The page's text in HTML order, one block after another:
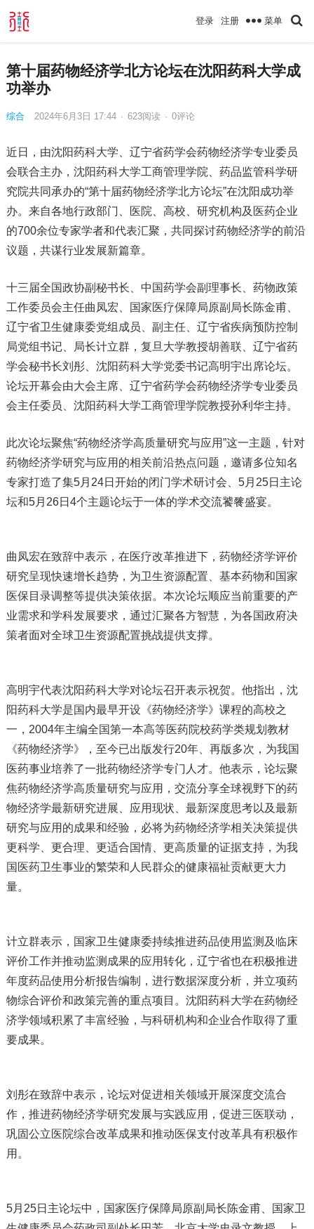
登录 注册 菜单
第十届药物经济学北方论坛在沈阳药科大学成
功举办
综合 2024年6月3日 17:44 · 623阅读 · 0评论
近日，由沈阳药科大学、辽宁省药学会药物经济学专业委员
会联合主办，沈阳药科大学工商管理学院、药品监管科学研
究院共同承办的“第十届药物经济学北方论坛”在沈阳成功举
办。来自各地行政部门、医院、高校、研究机构及医药企业
的700余位专家学者和代表汇聚，共同探讨药物经济学的前沿
议题，共谋行业发展新篇章。
十三届全国政协副秘书长、中国药学会副理事长、药物政策
工作委员会主任曲凤宏、国家医疗保障局原副局长陈金甫、
辽宁省卫生健康委党组成员、副主任、辽宁省疾病预防控制
局党组书记、局长计立群，复旦大学教授胡善联、辽宁省药
学会秘书长刘彤、沈阳药科大学党委书记高明宇出席论坛。
论坛开幕会由大会主席、辽宁省药学会药物经济学专业委员
会主任委员、沈阳药科大学工商管理学院教授孙利华主持。
此次论坛聚焦“药物经济学高质量研究与应用”这一主题，针对
药物经济学研究与应用的相关前沿热点问题，邀请多位知名
专家打造了集5月24日开始的闭门学术研讨会、5月25日主论
坛和5月26日4个主题论坛于一体的学术交流饕餮盛宴。
曲凤宏在致辞中表示，在医疗改革推进下，药物经济学评价
研究呈现快速增长趋势，为卫生资源配置、基本药物和国家
医保目录调整等提供决策依据。本次论坛顺应当前重要的产
业需求和学科发展要求，通过汇聚各方智慧，为各国政府决
策者面对全球卫生资源配置挑战提供支撑。
高明宇代表沈阳药科大学对论坛召开表示祝贺。他指出，沈
阳药科大学是国内最早开设《药物经济学》课程的高校之
一，2004年主编全国第一本高等医药院校药学类规划教材
《药物经济学》，至今已出版发行20年、再版多次，为我国
医药事业培养了一批药物经济学专门人才。他表示，论坛聚
焦药物经济学高质量研究与应用，交流分享全球视野下的药
物经济学最新研究进展、应用现状、最新深度思考以及最新
研究与应用的成果和经验，必将为药物经济学相关决策提供
更科学、更合理、更适合国情、更高质量的证据支持，为我
国医药卫生事业的繁荣和人民群众的健康福祉贡献更大力
量。
计立群表示，国家卫生健康委持续推进药品使用监测及临床
评价工作并推动监测成果的应用转化，辽宁省也在积极推进
年度药品使用分析报告编制，进行数据深度分析，并立项药
物综合评价和政策完善的重点项目。沈阳药科大学在药物经
济学领域积累了丰富经验，与科研机构和企业合作取得了重
要成果。
刘彤在致辞中表示，论坛对促进相关领域开展深度交流合
作，推进药物经济学研究发展与实践应用，促进三医联动，
巩固公立医院综合改革成果和推动医保支付改革具有积极作
用。
5月25日主论坛中，国家医疗保障局原副局长陈金甫、国家卫